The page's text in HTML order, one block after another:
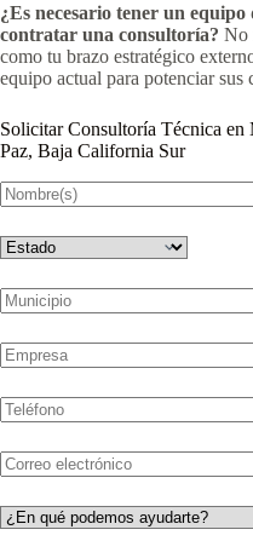
¿Es necesario tener un
contratar una consultoría? No
como tu brazo estratégico
equipo actual para potenciar sus
Solicitar Consultoría Técnica
Paz, Baja California Sur